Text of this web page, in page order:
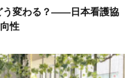
う変わる？――日本看護協
性